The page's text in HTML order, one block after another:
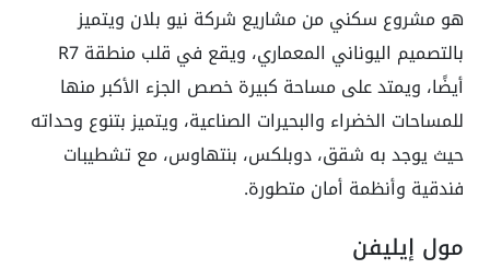
هو مشروع سكني من مشاريع شركة نيو بلان ويتميز
بالتصميم اليوناني المعماري، ويقع في قلب منطقة R7
أيضًا، ويمتد على مساحة كبيرة خصص الجزء الأكبر منها
للمساحات الخضراء والبحيرات الصناعية، ويتميز بتنوع وحداته
حيث يوجد به شقق، دوبلكس، بنتهاوس، مع تشطيبات
فندقية وأنظمة أمان متطورة.
مول إيليفن